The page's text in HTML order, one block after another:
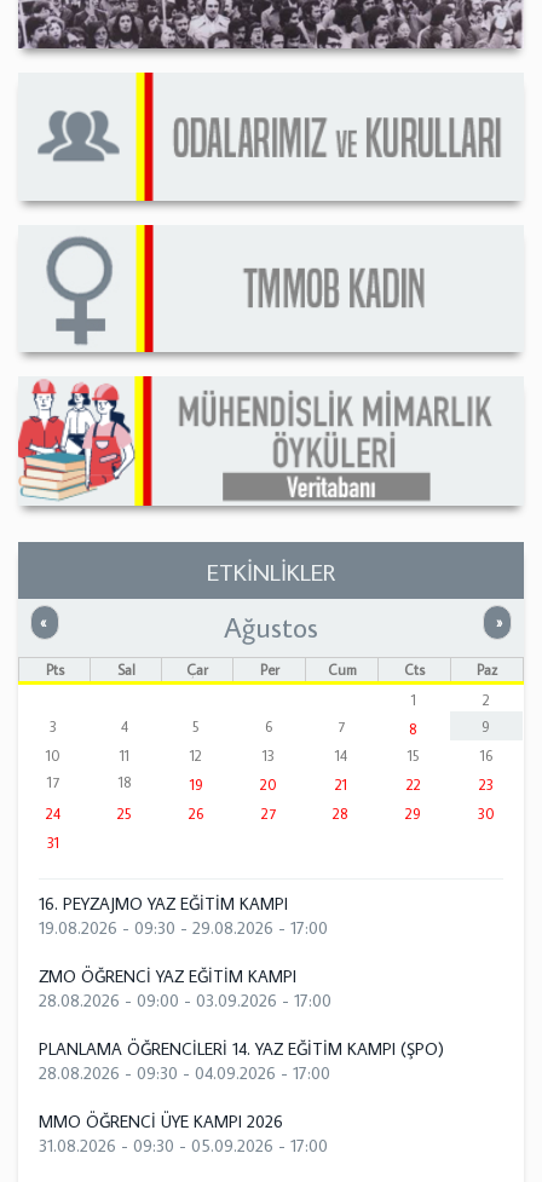
ETKİNLİKLER
« Önceki »
Ağustos
Pts Sal Çar Per Cum Cts
Paz
1
2
3
4 5 6 7 8
9
10
11 12 13 14 15
16
17
18 19 20 21 22
23
24
25 26 27 28 29
30
31
16. PEYZAJMO YAZ EĞİTİM KAMPI
19.08.2026 - 09:30 - 29.08.2026 - 17:00
ZMO ÖĞRENCİ YAZ EĞİTİM KAMPI
28.08.2026 - 09:00 - 03.09.2026 - 17:00
PLANLAMA ÖĞRENCİLERİ 14. YAZ EĞİTİM KAMPI (ŞPO)
28.08.2026 - 09:30 - 04.09.2026 - 17:00
MMO ÖĞRENCİ ÜYE KAMPI 2026
31.08.2026 - 09:30 - 05.09.2026 - 17:00